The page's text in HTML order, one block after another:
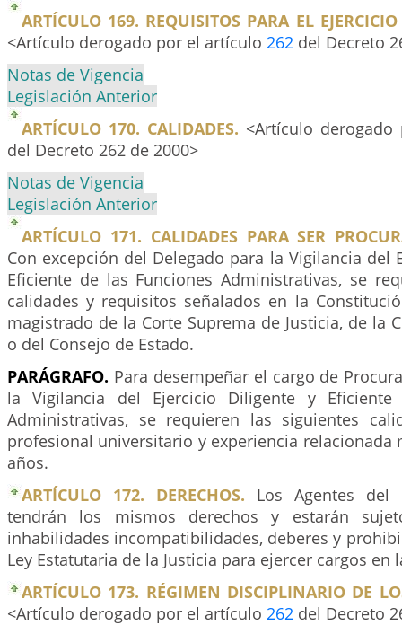
ARTÍCULO 169. REQUISITOS PARA EL
<Artículo derogado por el artículo 262 del Decreto
Notas de Vigencia
Legislación Anterior
ARTÍCULO 170. CALIDADES. <Artículo
del Decreto 262 de 2000>
Notas de Vigencia
Legislación Anterior
ARTÍCULO 171. CALIDADES PARA SER
Con excepción del Delegado para la Vigilancia del
Eficiente de las Funciones Administrativas, se
calidades y requisitos señalados en la
magistrado de la Corte Suprema de Justicia, de la
o del Consejo de Estado.
PARÁGRAFO. Para desempeñar el cargo de
la Vigilancia del Ejercicio Diligente y Eficiente
Administrativas, se requieren las siguientes
profesional universitario y experiencia relacionada
años.
ARTÍCULO 172. DERECHOS. Los Agentes del
tendrán los mismos derechos y estarán
inhabilidades incompatibilidades, deberes y
Ley Estatutaria de la Justicia para ejercer cargos en
ARTÍCULO 173. RÉGIMEN DISCIPLINARIO DE
<Artículo derogado por el artículo 262 del Decreto